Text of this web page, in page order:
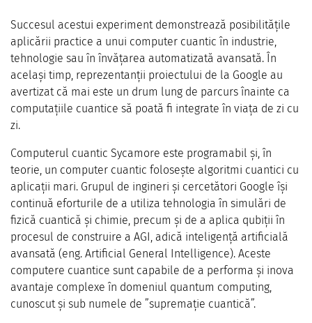
Succesul acestui experiment demonstrează posibilitățile
aplicării practice a unui computer cuantic în industrie,
tehnologie sau în învățarea automatizată avansată. În
același timp, reprezentanții proiectului de la Google au
avertizat că mai este un drum lung de parcurs înainte ca
computațiile cuantice să poată fi integrate în viața de zi cu
zi.
Computerul cuantic Sycamore este programabil și, în
teorie, un computer cuantic folosește algoritmi cuantici cu
aplicații mari. Grupul de ingineri și cercetători Google își
continuă eforturile de a utiliza tehnologia în simulări de
fizică cuantică și chimie, precum și de a aplica qubiții în
procesul de construire a AGI, adică inteligență artificială
avansată (eng. Artificial General Intelligence). Aceste
computere cuantice sunt capabile de a performa și inova
avantaje complexe în domeniul quantum computing,
cunoscut și sub numele de ”supremație cuantică”.